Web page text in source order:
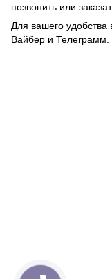
позвонить или
Для вашего
Вайбер и Телеграмм.